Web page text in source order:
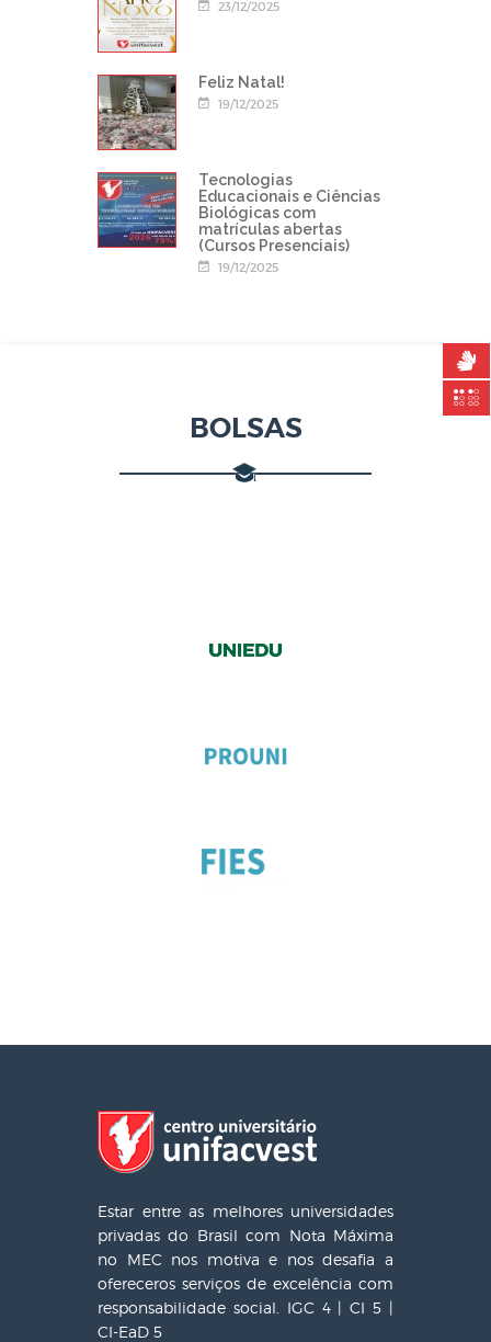
23/12/2025
Feliz Natal!
19/12/2025
Tecnologias
Educacionais e Ciências
Biológicas com
matrículas abertas
(Cursos Presenciais)
19/12/2025
BOLSAS
Estar entre as melhores universidades
privadas do Brasil com Nota Máxima
no MEC nos motiva e nos desafia a
ofereceros serviços de excelência com
responsabilidade social. IGC 4 | CI 5 |
CI-EaD 5